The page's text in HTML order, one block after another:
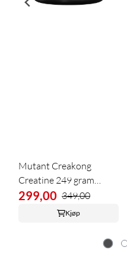
Mutant Creakong
Creatine 249 gram
Nøytral
299,00 349,00
Kjøp